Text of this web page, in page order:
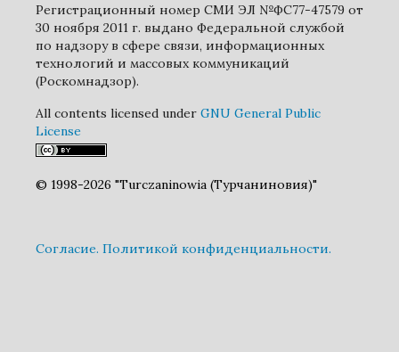
Регистрационный номер СМИ ЭЛ №ФС77-47579 от
30 ноября 2011 г. выдано Федеральной службой
по надзору в сфере связи, информационных
технологий и массовых коммуникаций
(Роскомнадзор).
All contents licensed under GNU General Public
License
© 1998-2026 "Turczaninowia (Турчаниновия)"
Cогласие. Политикой конфиденциальности.